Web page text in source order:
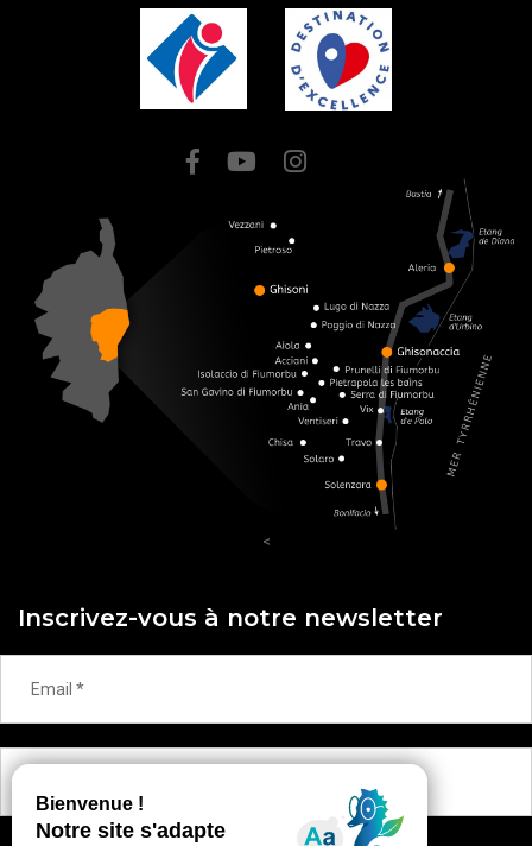
<
Inscrivez-vous à notre newsletter